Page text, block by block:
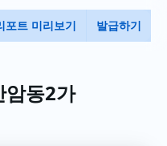
포트 미리보기 발급하기
암동2가